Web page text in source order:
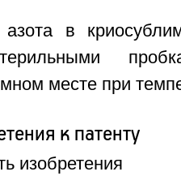
в
месте при
к патенту
изобретения